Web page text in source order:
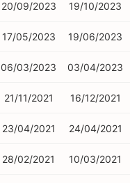
20/09/2023 19/10/2023
17/05/2023 19/06/2023
06/03/2023 03/04/2023
21/11/2021 16/12/2021
23/04/2021 24/04/2021
28/02/2021 10/03/2021